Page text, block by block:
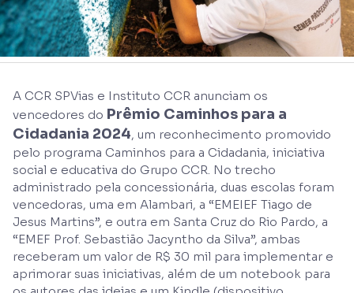
A CCR SPVias e Instituto CCR anunciam os
vencedores do Prêmio Caminhos para a
Cidadania 2024, um reconhecimento promovido
pelo programa Caminhos para a Cidadania, iniciativa
social e educativa do Grupo CCR. No trecho
administrado pela concessionária, duas escolas foram
vencedoras, uma em Alambari, a “EMEIEF Tiago de
Jesus Martins”, e outra em Santa Cruz do Rio Pardo, a
“EMEF Prof. Sebastião Jacyntho da Silva”, ambas
receberam um valor de R$ 30 mil para implementar e
aprimorar suas iniciativas, além de um notebook para